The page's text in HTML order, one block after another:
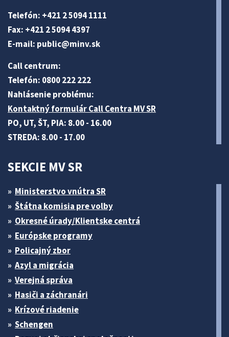
Telefón: +421 2 5094 1111
Fax: +421 2 5094 4397
E-mail: public@minv.sk
Call centrum:
Telefón: 0800 222 222
Nahlásenie problému:
Kontaktný formulár Call Centra MV SR
PO, UT, ŠT, PIA: 8.00 - 16.00
STREDA: 8.00 - 17.00
SEKCIE MV SR
Ministerstvo vnútra SR
Štátna komisia pre volby
Okresné úrady/Klientske centrá
Európske programy
Policajný zbor
Azyl a migrácia
Verejná správa
Hasiči a záchranári
Krízové riadenie
Schengen